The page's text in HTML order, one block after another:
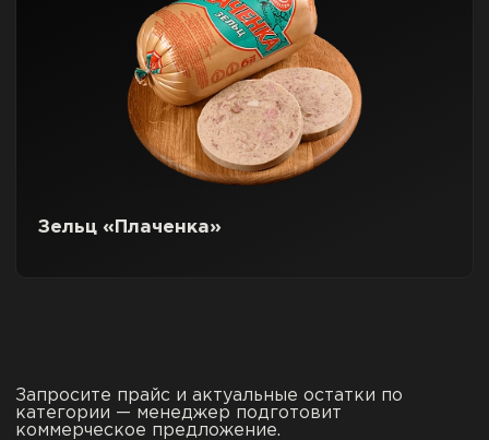
Зельц «Плаченка»
Запросите прайс и актуальные остатки по
категории — менеджер подготовит
коммерческое предложение.